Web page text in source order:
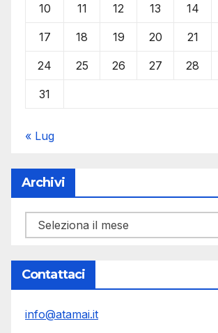
10 11 12 13 14
17 18 19 20 21
24 25 26 27 28
31
« Lug
Archivi
Archivi
Contattaci
info@atamai.it